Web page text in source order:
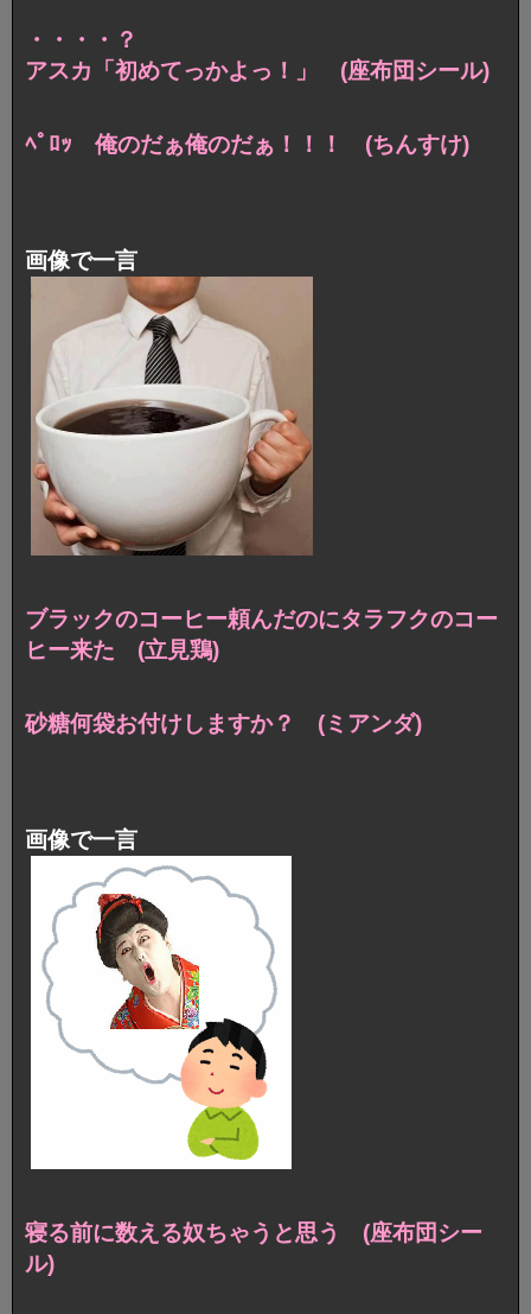
・・・・？
アスカ「初めてっかよっ！」 (座布団シール)
ﾍﾟﾛｯ 俺のだぁ俺のだぁ！！！ (ちんすけ)
画像で一言
ブラックのコーヒー頼んだのにタラフクのコー
ヒー来た (立見鶏)
砂糖何袋お付けしますか？ (ミアンダ)
画像で一言
寝る前に数える奴ちゃうと思う (座布団シー
ル)